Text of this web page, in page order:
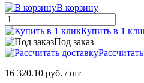
В корзину
Купить в 1
Под заказ
16 320.10 руб. / шт